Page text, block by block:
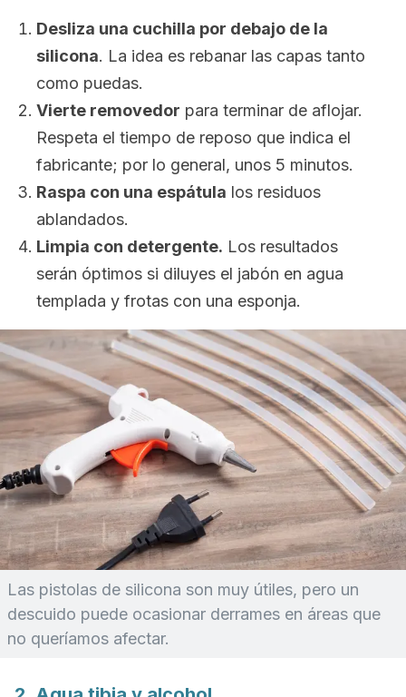
Desliza una cuchilla por debajo de la
silicona. La idea es rebanar las capas tanto
como puedas.
Vierte removedor para terminar de aflojar.
Respeta el tiempo de reposo que indica el
fabricante; por lo general, unos 5 minutos.
Raspa con una espátula los residuos
ablandados.
Limpia con detergente. Los resultados
serán óptimos si diluyes el jabón en agua
templada y frotas con una esponja.
Las pistolas de silicona son muy útiles, pero un
descuido puede ocasionar derrames en áreas que
no queríamos afectar.